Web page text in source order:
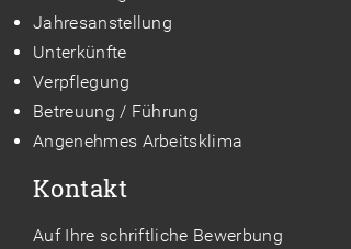
Jahresanstellung
Unterkünfte
Verpflegung
Betreuung / Führung
Angenehmes Arbeitsklima
Kontakt
Auf Ihre schriftliche Bewerbung